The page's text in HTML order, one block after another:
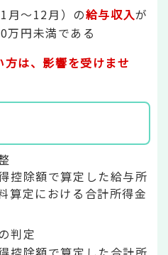
月～12月）の給与収入が
円未満である
は、影響を受けませ
控除額で算定した給与所
算定における合計所得金
判定